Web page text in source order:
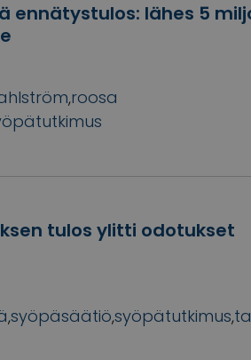
ennätystulos: lähes 5
,roosa
tulos ylitti odotukset
,syöpäsäätiö,syöpätutkimus,